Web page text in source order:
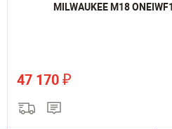
MILWAUKEE M18
47 170 ₽